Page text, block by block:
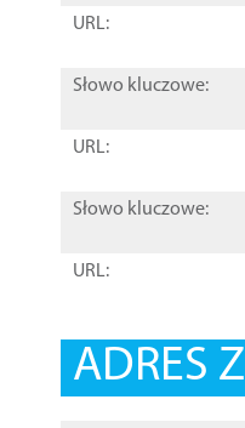
URL:
Słowo kluczowe:
URL:
Słowo kluczowe:
URL:
ADRES